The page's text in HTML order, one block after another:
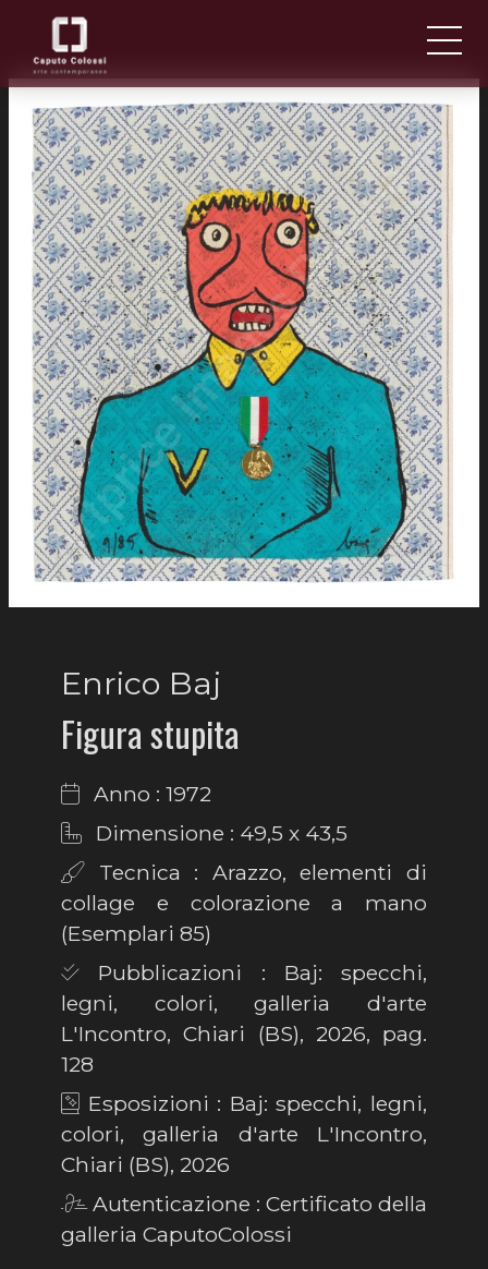
IT
EN
CHI SIAMO
NEWS ED EVENTI
ARTISTI E OPERE
FIERE
CONTATTI
Enrico Baj
Figura stupita
Anno : 1972
Dimensione : 49,5 x 43,5
Tecnica : Arazzo, elementi di
collage e colorazione a mano
(Esemplari 85)
Pubblicazioni : Baj: specchi,
legni, colori, galleria d'arte
L'Incontro, Chiari (BS), 2026, pag.
128
Esposizioni : Baj: specchi, legni,
colori, galleria d'arte L'Incontro,
Chiari (BS), 2026
Autenticazione : Certificato della
galleria CaputoColossi